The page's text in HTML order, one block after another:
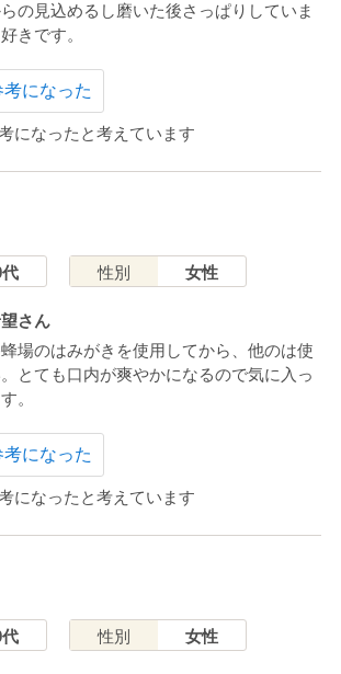
の見込めるし磨いた後さっぱりしていま
きです。
になった
になったと考えています
性別 女性
さん
場のはみがきを使用してから、他のは使
とても口内が爽やかになるので気に入っ
。
になった
になったと考えています
性別 女性